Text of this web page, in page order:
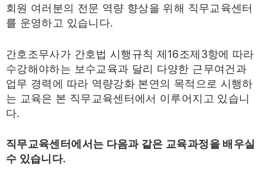
회원 여러분의 전문 역량 향상을 위해 직무교육센터
를 운영하고 있습니다.
간호조무사가 간호법 시행규칙 제16조제3항에 따라
수강해야하는 보수교육과 달리 다양한 근무여건과
업무 경력에 따라 역량강화 본연의 목적으로 시행하
는 교육은 본 직무교육센터에서 이루어지고 있습니
다.
직무교육센터에서는 다음과 같은 교육과정을 배우실
수 있습니다.